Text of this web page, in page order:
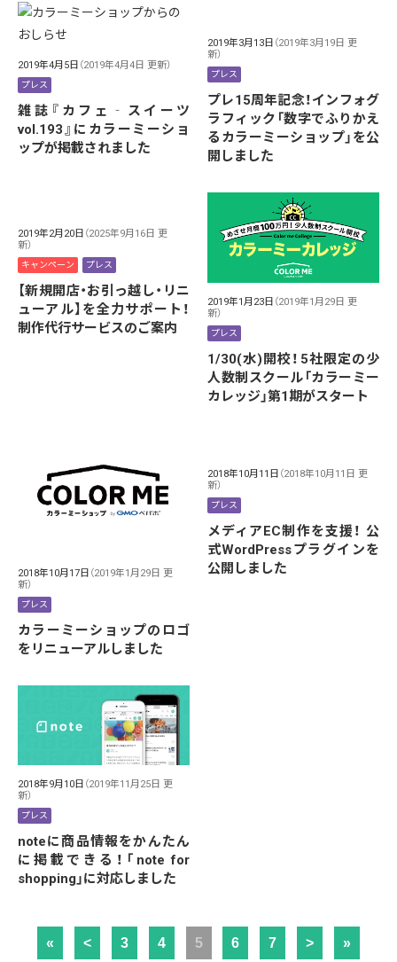
2019年4月5日 （2019年4月4日 更新）
プレス
雑誌『カフェ‐スイーツ
vol.193』にカラーミーショ
ップが掲載されました
2019年3月13日 （2019年3月19日 更
新）
プレス
プレ15周年記念！インフォグ
ラフィック「数字でふりかえ
るカラーミーショップ」を公
開しました
2019年2月20日 （2025年9月16日 更
新）
キャンペーン プレス
【新規開店・お引っ越し・リニ
ューアル】を全力サポート！
制作代行サービスのご案内
2019年1月23日 （2019年1月29日 更
新）
プレス
1/30(水)開校！5社限定の少
人数制スクール「カラーミー
カレッジ」第1期がスタート
2018年10月17日 （2019年1月29日 更
新）
プレス
カラーミーショップのロゴ
をリニューアルしました
2018年10月11日 （2018年10月11日 更
新）
プレス
メディアEC制作を支援！ 公
式WordPressプラグインを
公開しました
2018年9月10日 （2019年11月25日 更
新）
プレス
noteに商品情報をかんたん
に掲載できる！「note for
shopping」に対応しました
« < 3 4 5 6 7 > »